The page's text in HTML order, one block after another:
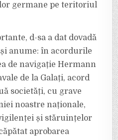
germane pe teritoriul
d-sa a dat dovadă
anume: în acordurile
de navigație Hermann
de la Galați, acord
societăți, cu grave
noastre naționale,
și stăruințelor
aprobarea